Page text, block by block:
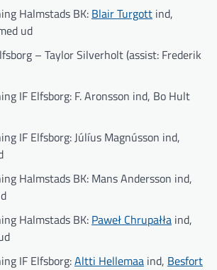
Halmstads BK: Blair Turgott ind,
ud
– Taylor Silverholt (assist: Frederik
IF Elfsborg: F. Aronsson ind, Bo Hult
IF Elfsborg: Júlíus Magnússon ind,
Halmstads BK: Mans Andersson ind,
Halmstads BK: Paweł Chrupałła ind,
IF Elfsborg:Altti Hellemaa ind, Besfort